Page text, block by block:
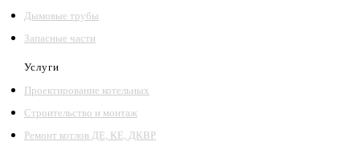
Дымовые трубы
Запасные части
Услуги
Проектирование котельных
Строительство и монтаж
Ремонт котлов ДЕ, КЕ, ДКВР